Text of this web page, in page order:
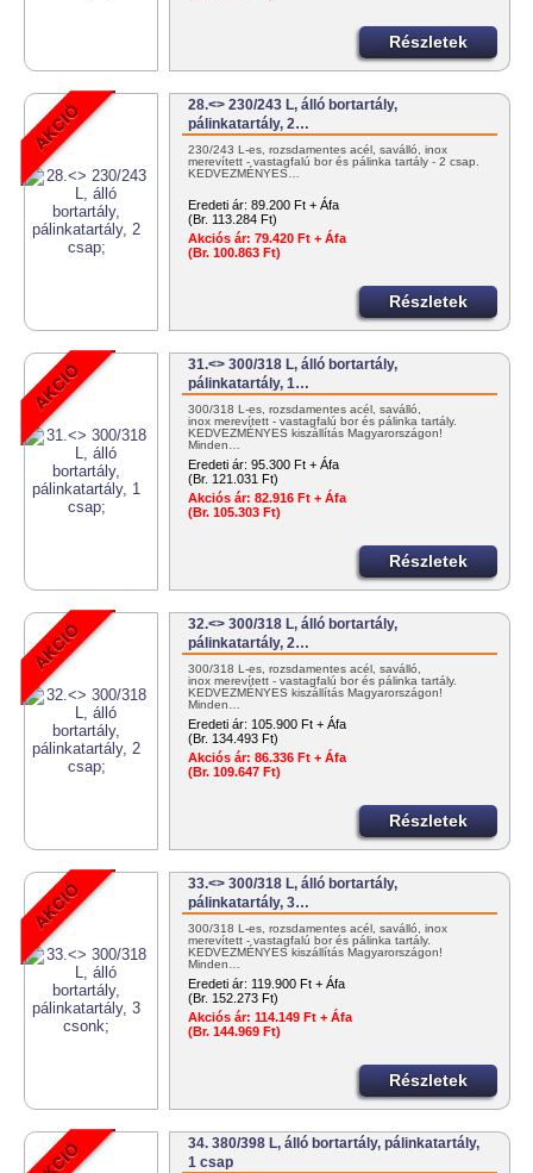
Részletek
28.<> 230/243 L, álló bortartály,
pálinkatartály, 2…
230/243 L-es, rozsdamentes acél, saválló, inox
merevített - vastagfalú bor és pálinka tartály - 2 csap.
KEDVEZMÉNYES…
Eredeti ár: 89.200 Ft + Áfa
(Br. 113.284 Ft)
Akciós ár: 79.420 Ft + Áfa
(Br. 100.863 Ft)
Részletek
31.<> 300/318 L, álló bortartály,
pálinkatartály, 1…
300/318 L-es, rozsdamentes acél, saválló,
inox merevített - vastagfalú bor és pálinka tartály.
KEDVEZMÉNYES kiszállítás Magyarországon!
Minden…
Eredeti ár: 95.300 Ft + Áfa
(Br. 121.031 Ft)
Akciós ár: 82.916 Ft + Áfa
(Br. 105.303 Ft)
Részletek
32.<> 300/318 L, álló bortartály,
pálinkatartály, 2…
300/318 L-es, rozsdamentes acél, saválló,
inox merevített - vastagfalú bor és pálinka tartály.
KEDVEZMÉNYES kiszállítás Magyarországon!
Minden…
Eredeti ár: 105.900 Ft + Áfa
(Br. 134.493 Ft)
Akciós ár: 86.336 Ft + Áfa
(Br. 109.647 Ft)
Részletek
33.<> 300/318 L, álló bortartály,
pálinkatartály, 3…
300/318 L-es, rozsdamentes acél, saválló, inox
merevített - vastagfalú bor és pálinka tartály.
KEDVEZMÉNYES kiszállítás Magyarországon!
Minden…
Eredeti ár: 119.900 Ft + Áfa
(Br. 152.273 Ft)
Akciós ár: 114.149 Ft + Áfa
(Br. 144.969 Ft)
Részletek
34. 380/398 L, álló bortartály, pálinkatartály,
1 csap